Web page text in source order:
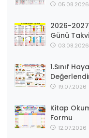
05.08.2026
2026-2027
Günü
03.08.2026
1.Sınıf
19.07.2026
Kitap
Formu
12.07.2026